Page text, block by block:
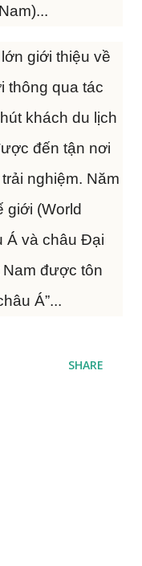
giới thiệu về
thông qua tác
khách du lịch
đến tận nơi
nghiệm. Năm
giới (World
Á và châu Đại
được tôn
Á”...
SHARE